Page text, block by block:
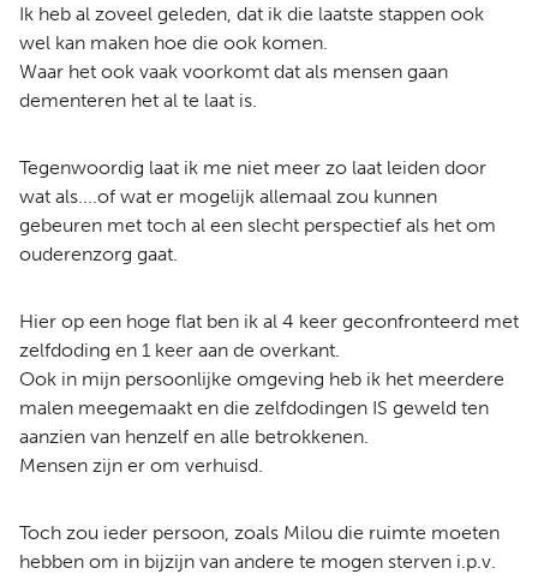
Ik heb al zoveel geleden, dat ik die laatste stappen ook
wel kan maken hoe die ook komen.
Waar het ook vaak voorkomt dat als mensen gaan
dementeren het al te laat is.
Tegenwoordig laat ik me niet meer zo laat leiden door
wat als....of wat er mogelijk allemaal zou kunnen
gebeuren met toch al een slecht perspectief als het om
ouderenzorg gaat.
Hier op een hoge flat ben ik al 4 keer geconfronteerd met
zelfdoding en 1 keer aan de overkant.
Ook in mijn persoonlijke omgeving heb ik het meerdere
malen meegemaakt en die zelfdodingen IS geweld ten
aanzien van henzelf en alle betrokkenen.
Mensen zijn er om verhuisd.
Toch zou ieder persoon, zoals Milou die ruimte moeten
hebben om in bijzijn van andere te mogen sterven i.p.v.